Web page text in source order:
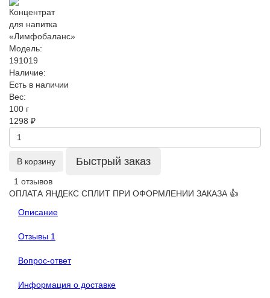
Модель:
191019
Наличие:
Есть в наличии
Вес:
100 г
1298 ₽
В корзину Быстрый заказ
1 отзывов
ОПЛАТА ЯНДЕКС СПЛИТ ПРИ ОФОРМЛЕНИИ ЗАКАЗА 👍
Описание
Отзывы 1
Вопрос-ответ
Информация о доставке